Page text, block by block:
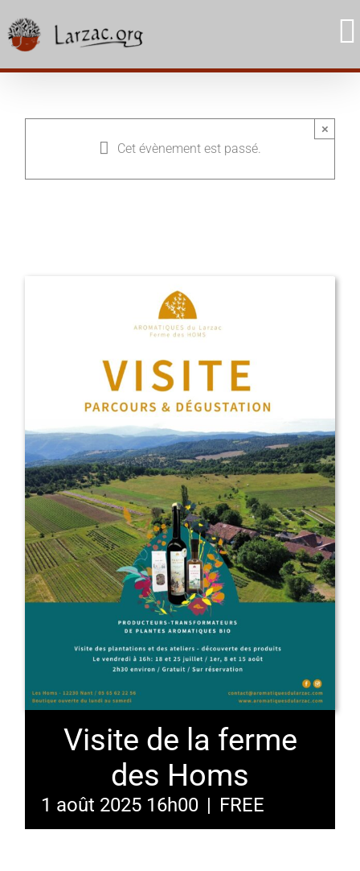
to
content
Cet évènement est passé.
×
Visite de la ferme
des Homs
1 août 2025 16h00 | FREE